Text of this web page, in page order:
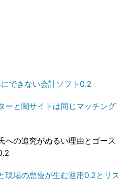
できない会計ソフト0.2
ーと闇サイトは同じマッチング
への追究がぬるい理由とゴース
現場の怠慢が生む運用0.2とリス